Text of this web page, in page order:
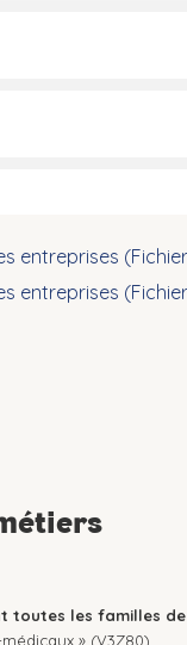
entreprises
entreprises
toutes les familles
» (V3Z80).